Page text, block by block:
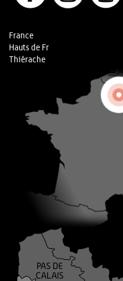
France
Hauts de Fr
Thiérache